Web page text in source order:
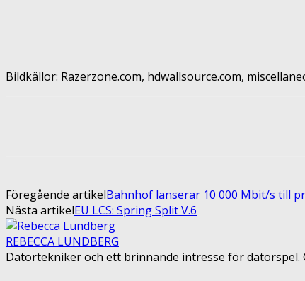
Bildkällor: Razerzone.com, hdwallsource.com,
Föregående artikelBahnhof lanserar 10 000 Mbit/s till
Nästa artikelEU LCS: Spring Split V.6
REBECCA LUNDBERG
Datortekniker och ett brinnande intresse för datorspel.